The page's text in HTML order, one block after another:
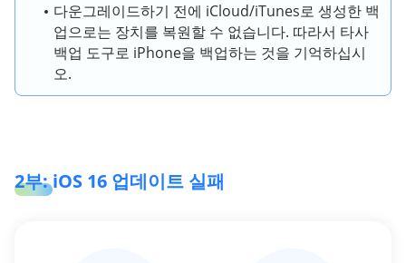
다운그레이드하기 전에 iCloud/iTunes로 생성한 백
업으로는 장치를 복원할 수 없습니다. 따라서 타사
백업 도구로 iPhone을 백업하는 것을 기억하십시
오.
2부: iOS 16 업데이트 실패